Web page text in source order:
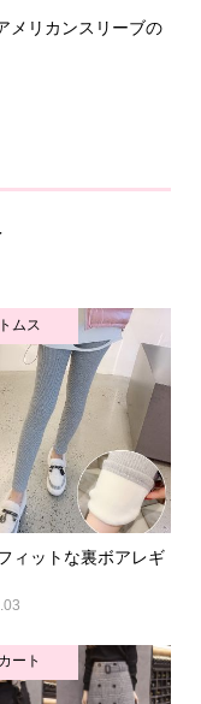
リカンスリーブの
ムス
ィットな裏ボアレギ
ート